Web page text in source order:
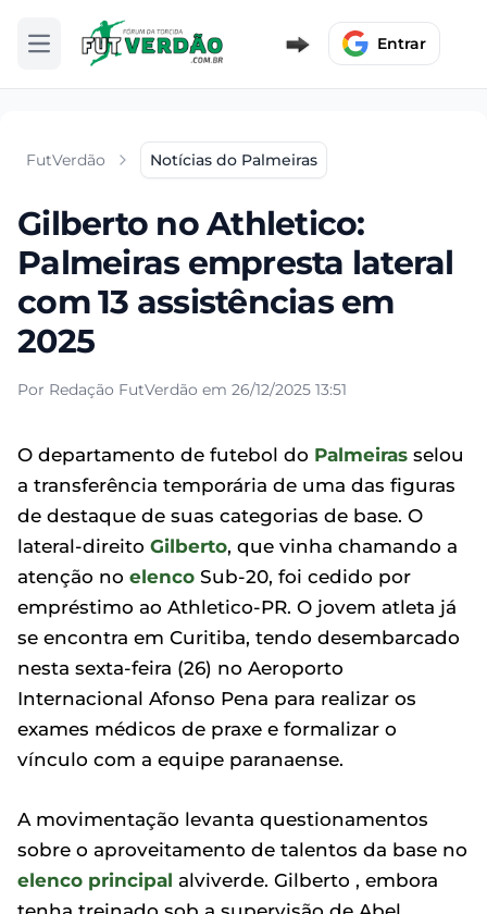
Abrir menu Entrar
FutVerdão Notícias do Palmeiras
Gilberto no Athletico:
Palmeiras empresta lateral
com 13 assistências em
2025
Por Redação FutVerdão em 26/12/2025 13:51
O departamento de futebol do Palmeiras selou
a transferência temporária de uma das figuras
de destaque de suas categorias de base. O
lateral-direito Gilberto, que vinha chamando a
atenção no elenco Sub-20, foi cedido por
empréstimo ao Athletico-PR. O jovem atleta já
se encontra em Curitiba, tendo desembarcado
nesta sexta-feira (26) no Aeroporto
Internacional Afonso Pena para realizar os
exames médicos de praxe e formalizar o
vínculo com a equipe paranaense.
A movimentação levanta questionamentos
sobre o aproveitamento de talentos da base no
elenco principal alviverde. Gilberto , embora